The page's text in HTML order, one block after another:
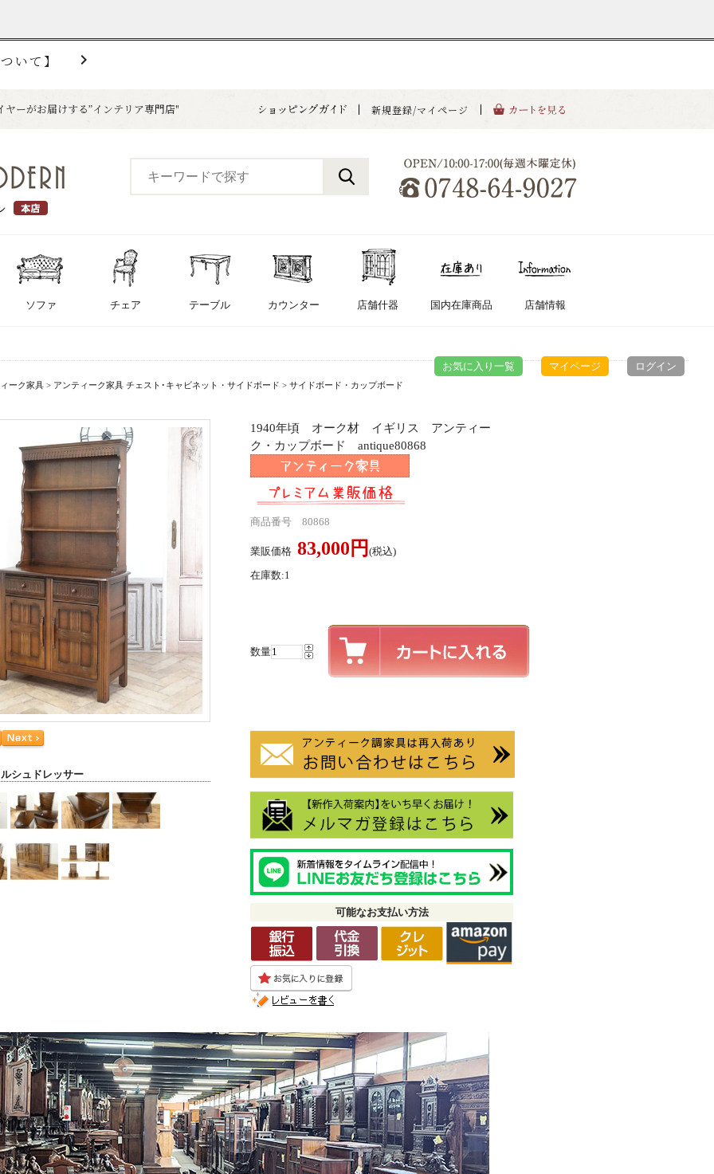
お気に入り一覧 マイページ ログイン
ーク家具 > アンティーク家具 チェスト･キャビネット・サイドボード > サイドボード・カップボード
1940年頃 オーク材 イギリス アンティー
ク・カップボード antique80868
商品番号 80868
業販価格 83,000円 (税込)
在庫数:1
数量
可能なお支払い方法
シュドレッサー